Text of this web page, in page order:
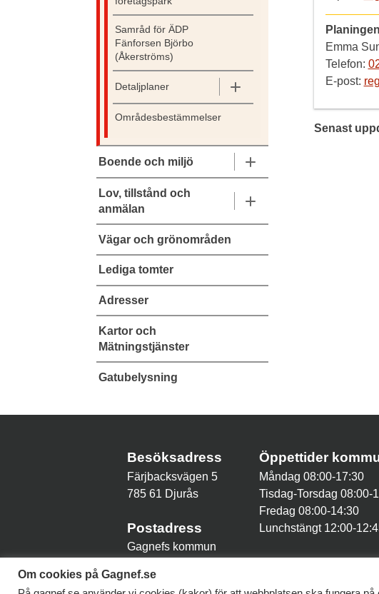
Samråd för ÄDP
Fänforsen Björbo
(Åkerströms)
Detaljplaner
Områdesbestämmelser
Boende och miljö
Lov, tillstånd och
anmälan
Vägar och grönområden
Lediga tomter
Adresser
Kartor och
Mätningstjänster
Gatubelysning
Emma
Telefon:
E-post:
Senast
Besöksadress
Färjbacksvägen 5
785 61 Djurås
Postadress
Gagnefs kommun
Öppettider
Måndag 08:00-17:30
Tisdag-Torsdag 08:00-
Fredag 08:00-14:30
Lunchstängt 12:00-
Om cookies på Gagnef.se